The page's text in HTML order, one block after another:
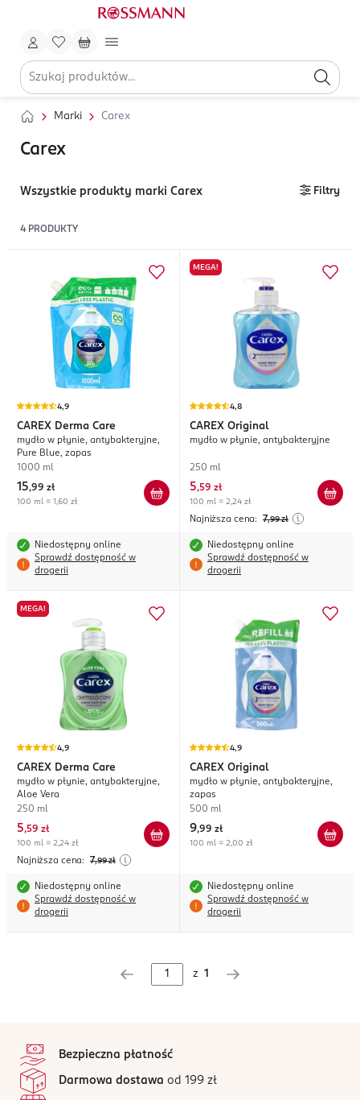
Marki Carex
Carex
Wszystkie produkty marki Carex Filtry
4 PRODUKTY
4,9
CAREX Derma Care
mydło w płynie, antybakteryjne,
Pure Blue, zapas
1000 ml
15,99 zł
100 ml = 1,60 zł
Niedostępny online
Sprawdź dostępność w
drogerii
MEGA!
4,8
CAREX Original
mydło w płynie, antybakteryjne
250 ml
5,59 zł
100 ml = 2,24 zł
Najniższa cena: 7,99 zł
Niedostępny online
Sprawdź dostępność w
drogerii
MEGA!
4,9
CAREX Derma Care
mydło w płynie, antybakteryjne,
Aloe Vera
250 ml
5,59 zł
100 ml = 2,24 zł
Najniższa cena: 7,99 zł
Niedostępny online
Sprawdź dostępność w
drogerii
4,9
CAREX Original
mydło w płynie, antybakteryjne,
zapas
500 ml
9,99 zł
100 ml = 2,00 zł
Niedostępny online
Sprawdź dostępność w
drogerii
z 1
Bezpieczna płatność
Darmowa dostawa od 199 zł